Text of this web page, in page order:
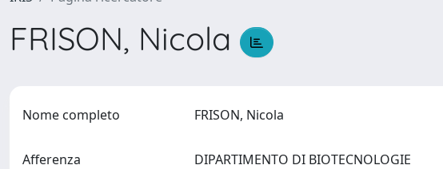
FRISON, Nicola
Nome completo FRISON, Nicola
Afferenza DIPARTIMENTO DI BIOTECNOLOGIE